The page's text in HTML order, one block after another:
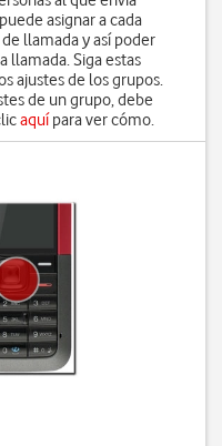
asignar a cada
llamada y así poder
llamada. Siga estas
ajustes de los grupos.
de un grupo, debe
aquípara ver cómo.